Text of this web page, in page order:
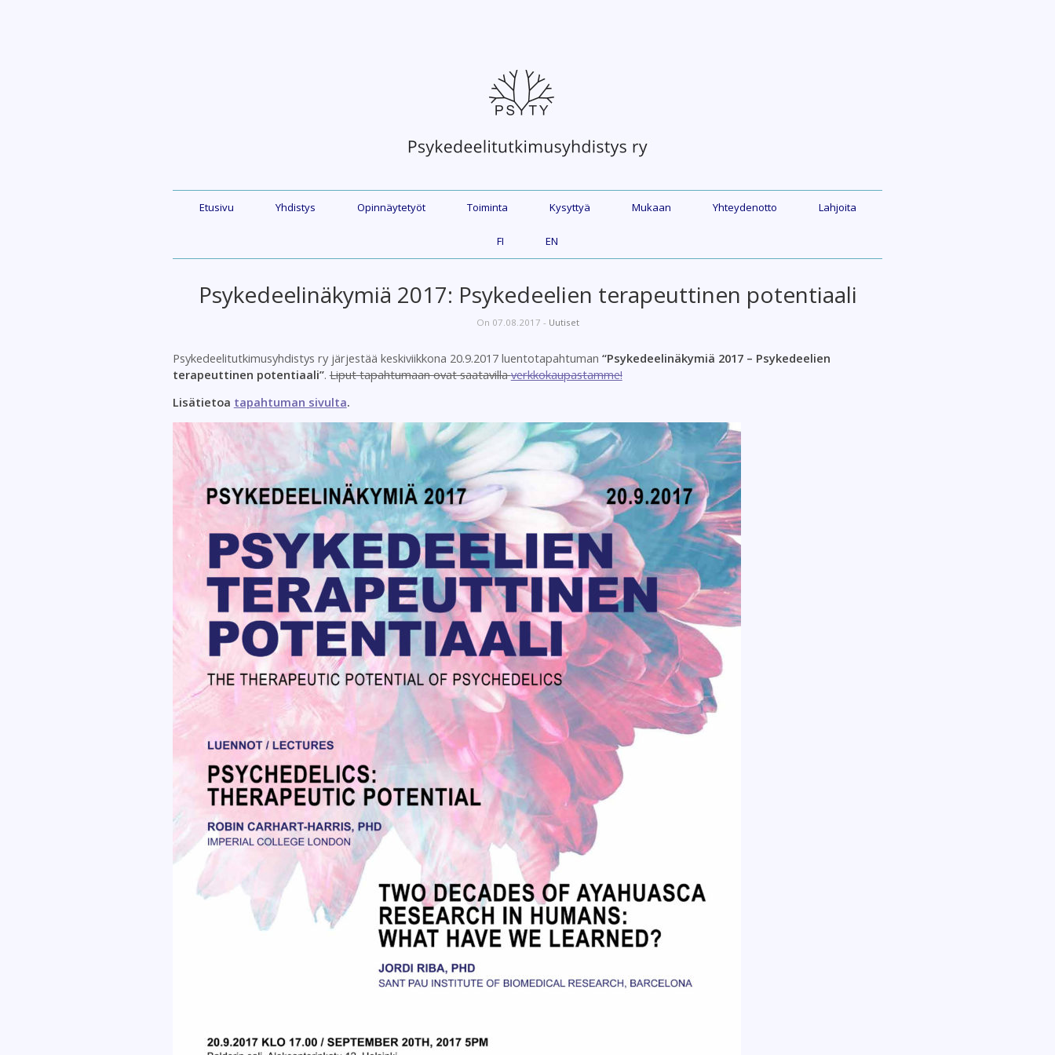
Etusivu Yhdistys Opinnäytetyöt Toiminta Kysyttyä Mukaan Yhteydenotto Lahjoita
FI EN
Psykedeelinäkymiä 2017: Psykedeelien terapeuttinen potentiaali
On 07.08.2017 - Uutiset
Psykedeelitutkimusyhdistys ry järjestää keskiviikkona 20.9.2017 luentotapahtuman “Psykedeelinäkymiä 2017 – Psykedeelien
terapeuttinen potentiaali”.Liput tapahtumaan ovat saatavillaverkkokaupastamme!
Lisätietoa tapahtuman sivulta.